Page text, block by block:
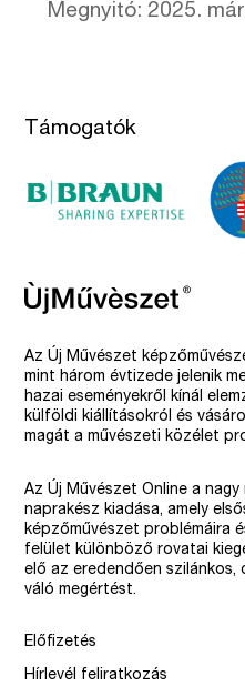
Megnyitó: 2025.
Támogatók
Az Új Művészet
mint három évtizede jelenik
hazai eseményekről kínál
külföldi kiállításokról és
magát a művészeti közélet
Az Új Művészet Online a
naprakész kiadása, amely
képzőművészet problémáira
felület különböző rovatai
elő az eredendően
váló megértést.
Előfizetés
Hírlevél feliratkozás